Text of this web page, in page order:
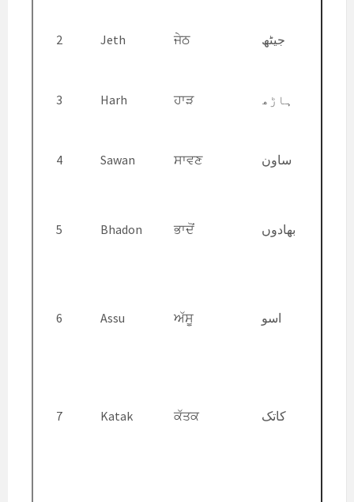
2 Jeth ਜੇਠ جیٹھ
3 Harh ਹਾੜ ہاڑھ
4 Sawan ਸਾਵਣ ساون
5 Bhadon ਭਾਦੋਂ بھادوں
6 Assu ਅੱਸੂ اسو
7 Katak ਕੱਤਕ کاتک